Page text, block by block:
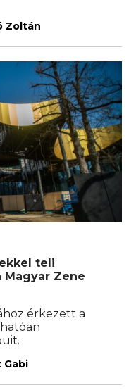
Zoltán
teli
Zene
érkezett a
Gabi